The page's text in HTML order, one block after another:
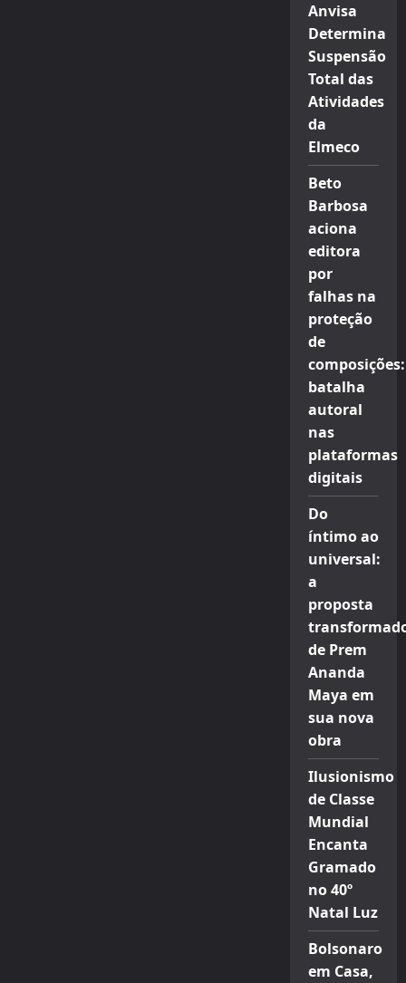
Anvisa
Determina
Suspensão
Total das
Atividades
da
Elmeco
Beto
Barbosa
aciona
editora
por
falhas na
proteção
de
composições:
batalha
autoral
nas
plataformas
digitais
Do
íntimo ao
universal:
a
proposta
de Prem
Ananda
Maya em
sua nova
obra
Ilusionismo
de Classe
Mundial
Encanta
Gramado
no 40º
Natal Luz
Bolsonaro
em Casa,